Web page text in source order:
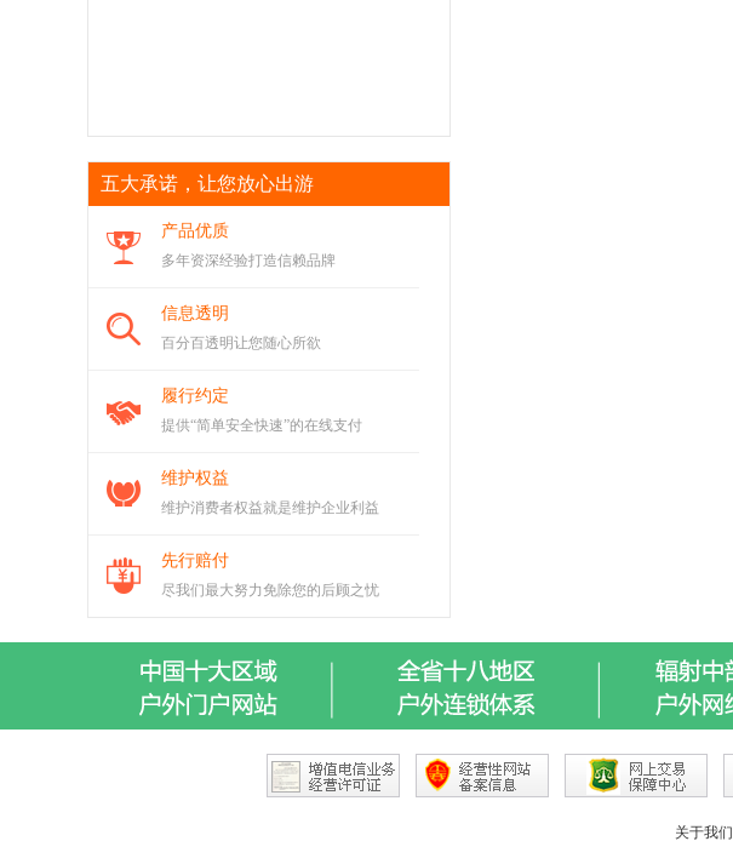
五大承诺，让您放心出游
产品优质
多年资深经验打造信赖品牌
信息透明
百分百透明让您随心所欲
履行约定
提供“简单安全快速”的在线支付
维护权益
维护消费者权益就是维护企业利益
先行赔付
尽我们最大努力免除您的后顾之忧
关于我们